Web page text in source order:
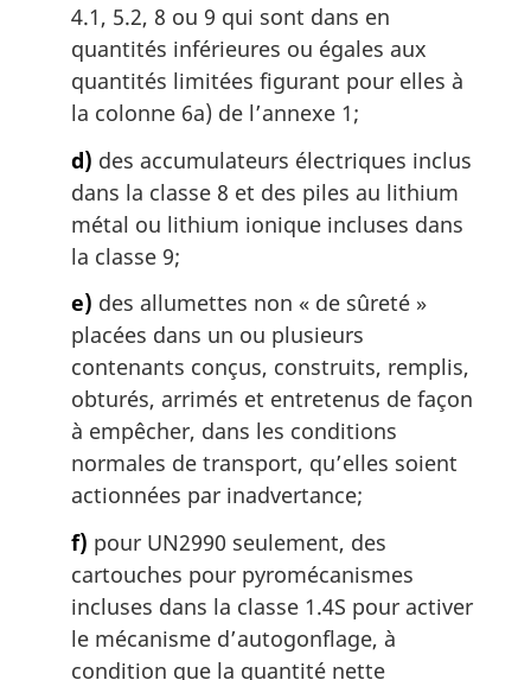
4.1, 5.2, 8 ou 9 qui sont dans en
quantités inférieures ou égales aux
quantités limitées figurant pour elles à
la colonne 6a) de l’annexe 1;
d) des accumulateurs électriques inclus
dans la classe 8 et des piles au lithium
métal ou lithium ionique incluses dans
la classe 9;
e) des allumettes non « de sûreté »
placées dans un ou plusieurs
contenants conçus, construits, remplis,
obturés, arrimés et entretenus de façon
à empêcher, dans les conditions
normales de transport, qu’elles soient
actionnées par inadvertance;
f) pour UN2990 seulement, des
cartouches pour pyromécanismes
incluses dans la classe 1.4S pour activer
le mécanisme d’autogonflage, à
condition que la quantité nette